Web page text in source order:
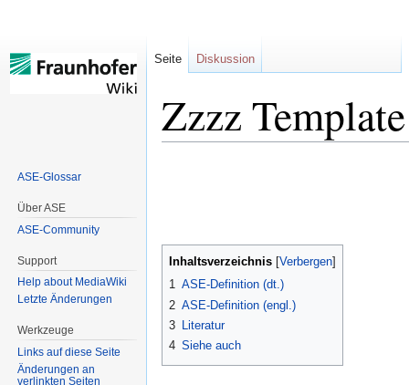
Zzzz
Inhaltsverzeichnis
1 ASE-Definition (dt.)
2 ASE-Definition (engl.)
3 Literatur
4 Siehe auch
Seite Diskussion
ASE-Glossar
Über ASE
ASE-Community
Support
Help about MediaWiki
Letzte Änderungen
Werkzeuge
Links auf diese Seite
Änderungen an
verlinkten Seiten